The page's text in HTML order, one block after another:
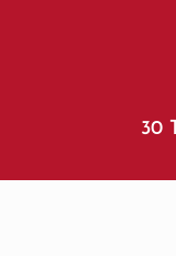
30